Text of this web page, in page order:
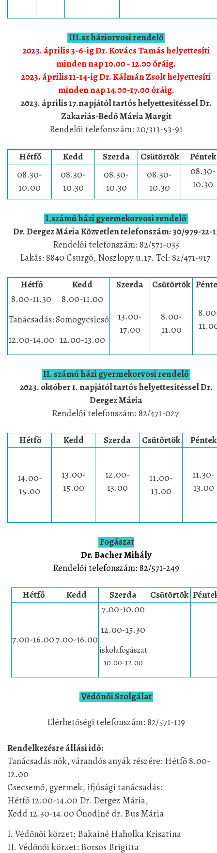
III.sz háziorvosi rendelő
2023. április 3-6-ig Dr. Kovács Tamás helyettesíti
minden nap 10.00 - 12.00 óráig.
2023. április 11-14-ig Dr. Kálmán Zsolt helyettesíti
minden nap 14.00-17.00 óráig.
2023. április 17.napjátóltartós helyettesítésselDr.
Zakariás-Bedő Mária Margit
Rendelői telefonszám: 20/313-53-91
Hétfő Kedd Szerda Csütörtök
Péntek
08.30-
10.00
08.30-
10.30
08.30-
10.30
08.30-
10.30
08.30-
10.30
I.számú házi gyermekorvosi rendelő
Dr. Dergez Mária Közvetlen telefonszám: 30/979-22-
Rendelői telefonszám: 82/571-033
Lakás: 8840 Csurgó, Noszlopy u.17. Tel: 82/471-917
Hétfő Kedd Szerda Csütörtök
8.00-11.30
Tanácsadás:
12.00-14.00
8.00-11.00
Somogycsicsó
12.00-13.00
13.00-
17.00
8.00-
11.00
II. számú házi gyermekorvosi rendelő
2023. október 1. napjátóltartós helyettesítésselDr.
Dergez Mária
Rendelői telefonszám: 82/471-027
Hétfő Kedd Szerda Csütörtök
14.00-
15.00
13.00-
15.00
12.00-
13.00
11.00-
13.00
11.30-
13.00
Fogászat
Dr. Bacher Mihály
Rendelői telefonszám: 82/571-249
Hétfő Kedd Szerda Csütörtök
7.00-16.007.00-16.00
7.00-10.00
12.00-15.30
iskolafogászat
10.00-12.00
Védőnői Szolgálat
Elérhetőségi telefonszám: 82/571-119
Rendelkezésre állási idő:
Tanácsadás nők, várandós anyák részére: Hétfő 8.00-
12.00
Csecsemő, gyermek, ifjúsági tanácsadás:
Hétfő 12.00-14.00 Dr. Dergez Mária,
Kedd 12.30-14.00 Ónodiné dr. Bus Mária
I. Védőnői körzet: Bakainé Haholka Krisztina
II. Védőnői körzet: Borsos Brigitta